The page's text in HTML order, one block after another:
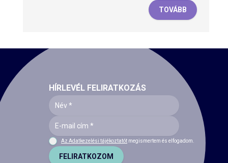
TOVÁBB
HÍRLEVÉL FELIRATKOZÁS
Az Adatkezelési tájékoztatót megismertem és elfogadom.
FELIRATKOZOM